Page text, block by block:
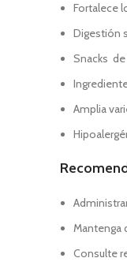
Fortalece
Digestión
Snacks de
Amplia
Mantenga
Consulte